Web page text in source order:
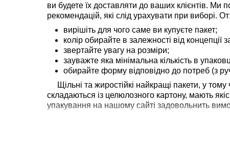
ви будете їх доставляти до ваших клієнтів.
рекомендацій, які слід урахувати при виборі.
вирішіть для чого саме ви купуєте пакет;
колір обирайте в залежності від концепції
звертайте увагу на розміри;
зауважте яка мінімальна кількість в
обирайте форму відповідно до потреб (з
Щільні та жиростійкі найкращі пакети, у
складаються із целюлозного картону, мають
упакування на нашому сайті задовольнить